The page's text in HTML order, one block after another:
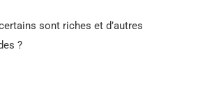
sont riches et d’autres
?